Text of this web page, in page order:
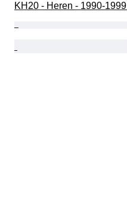
KH20 - Heren - 1990-1999